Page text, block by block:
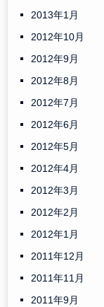
2013年1月
2012年10月
2012年9月
2012年8月
2012年7月
2012年6月
2012年5月
2012年4月
2012年3月
2012年2月
2012年1月
2011年12月
2011年11月
2011年9月